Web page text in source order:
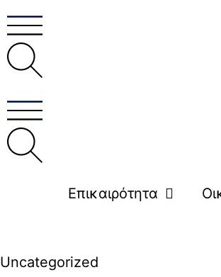
Επικαιρότητα
Uncategorized